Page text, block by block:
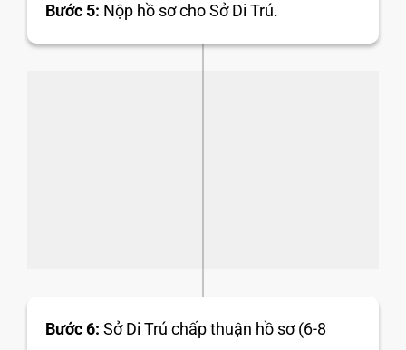
Bước 5: Nộp hồ sơ cho Sở Di Trú.
Bước 6: Sở Di Trú chấp thuận hồ sơ (6-8